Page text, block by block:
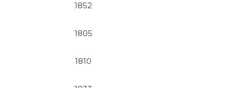
1852
1805
1810